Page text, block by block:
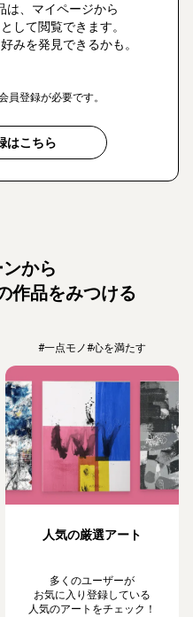
は、マイページから
して閲覧できます。
みを発見できるかも。
員登録が必要です。
はこちら
から
作品をみつける
#一点モノ#心を満たす
人気の厳選アート
多くのユーザーが
お気に入り登録している
人気のアートをチェック！